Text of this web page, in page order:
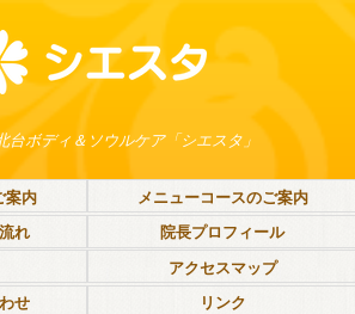
台ボディ＆ソウルケア「シエスタ」
案内
メニューコースのご案内
れ
院長プロフィール
アクセスマップ
せ
リンク